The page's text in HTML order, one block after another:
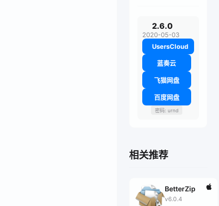
2.6.0
2020-05-03
UsersCloud
蓝奏云
飞猫网盘
百度网盘
密码: urnd
相关推荐
BetterZip
v6.0.4